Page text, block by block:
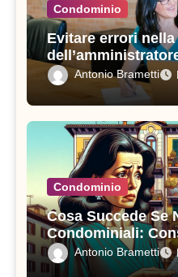
Condominio
Evitare errori
consigli pratici e
Antonio Brametti
Condominio
Cosa Succede Se
Condominiali:
Soluzioni Pratiche
Antonio Brametti